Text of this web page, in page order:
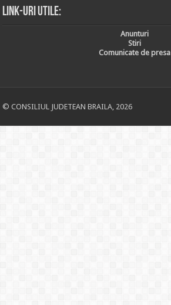
Link-uri utile:
Anunturi
Stiri
Comunicate de presa
© CONSILIUL JUDETEAN BRAILA, 2026